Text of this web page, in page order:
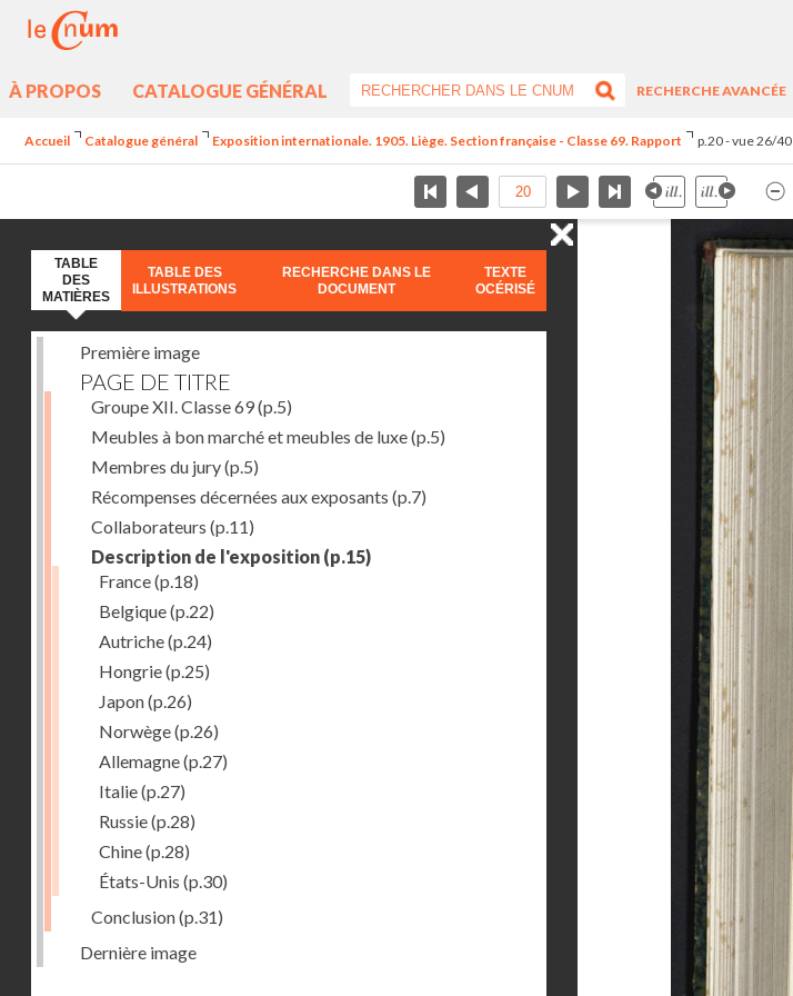
À PROPOS CATALOGUE GÉNÉRAL
RECHERCHE AVANCÉE
Accueil Catalogue général Exposition internationale. 1905. Liège. Section française - Classe 69. Rapport p.20 - vue 26/40
TABLE
DES
MATIÈRES
TABLE DES
ILLUSTRATIONS
RECHERCHE DANS LE
DOCUMENT
TEXTE
OCÉRISÉ
Première image
PAGE DE TITRE
Groupe XII. Classe 69(p.5)
Meubles à bon marché et meubles de luxe(p.5)
Membres du jury(p.5)
Récompenses décernées aux exposants (p.7)
Collaborateurs (p.11)
Description de l'exposition (p.15)
France(p.18)
Belgique(p.22)
Autriche(p.24)
Hongrie(p.25)
Japon(p.26)
Norwège(p.26)
Allemagne(p.27)
Italie(p.27)
Russie(p.28)
Chine(p.28)
États-Unis (p.30)
Conclusion(p.31)
Dernière image